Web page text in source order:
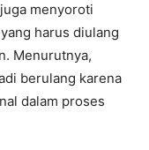
menyoroti
harus diulang
Menurutnya,
berulang karena
dalam proses